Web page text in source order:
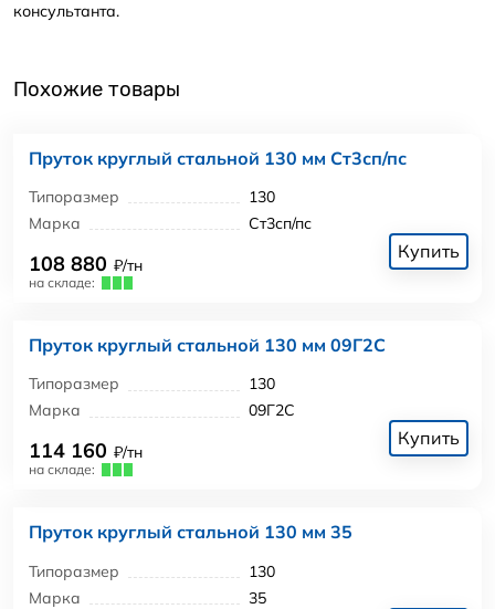
консультанта.
Похожие товары
Пруток круглый стальной 130 мм Ст3сп/пс
Типоразмер
130
Марка
Ст3сп/пс
108 880 ₽/тн
на складе:
Купить
Пруток круглый стальной 130 мм 09Г2С
Типоразмер
130
Марка
09Г2С
114 160 ₽/тн
на складе:
Купить
Пруток круглый стальной 130 мм 35
Типоразмер
130
Марка
35